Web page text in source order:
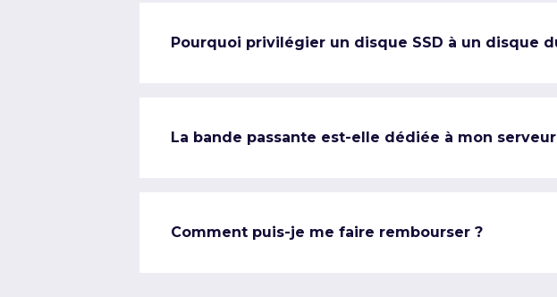
Pourquoi privilégier un disque SSD à un disque
La bande passante est-elle dédiée à mon serveur
Comment puis-je me faire rembourser ?